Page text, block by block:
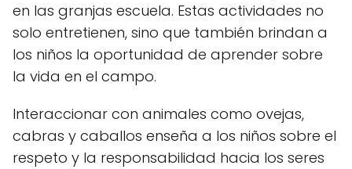
en las granjas escuela. Estas actividades no
solo entretienen, sino que también brindan a
los niños la oportunidad de aprender sobre
la vida en el campo.
Interaccionar con animales como ovejas,
cabras y caballos enseña a los niños sobre el
respeto y la responsabilidad hacia los seres